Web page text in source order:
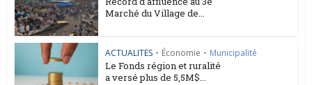
Marché du Village de...
ACTUALITES • Économie • Municipalité
Le Fonds région et ruralité
a versé plus de 5,5M$...